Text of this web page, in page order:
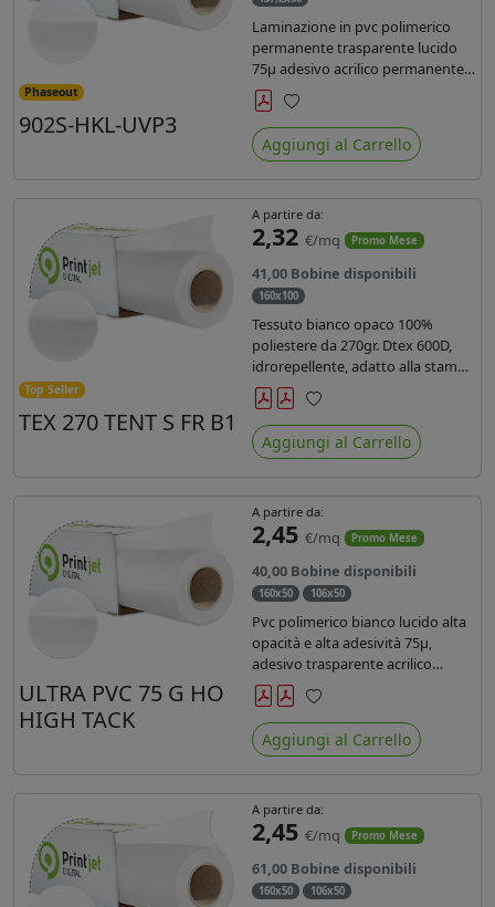
Phaseout
902S-HKL-UVP3
Laminazione in pvc polimerico
permanente trasparente lucido
75µ adesivo acrilico permanente
durata 5 anni con filtro uv, carta
kraft. Ideale per stampe con
inchiostro ecosolvente, UV e latex.
Preferiti
Aggiungi al Carrello
Top Seller
TEX 270 TENT S FR B1
A partire da:
2,32 €/mq Promo Mese
41,00 Bobine disponibili
160x100
Tessuto bianco opaco 100%
poliestere da 270gr. Dtex 600D,
idrorepellente, adatto alla stampa
solvente, ecosolvente, uv, latex (di
terza generazione). Ideale per
tende ,coperture gazebo, prodotti
gonfiabili o cuscini di
Preferiti
Aggiungi al Carrello
ULTRA PVC 75 G HO
HIGH TACK
A partire da:
2,45 €/mq Promo Mese
40,00 Bobine disponibili
160x50 106x50
Pvc polimerico bianco lucido alta
opacità e alta adesività 75µ,
adesivo trasparente acrilico
hotmelt permanente, durata 5-7
anni, liner 140gr PE su entrambi
lati. Prestazioni di alto livello.
Dotato di certificato ignifugo
Preferiti
Aggiungi al Carrello
A partire da:
2,45 €/mq Promo Mese
61,00 Bobine disponibili
160x50 106x50